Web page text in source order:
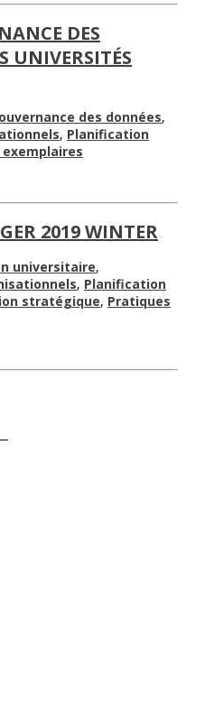
DES
UNIVERSITÉS
des données,
, Planification
2019 WINTER
universitaire,
, Planification
stratégique, Pratiques